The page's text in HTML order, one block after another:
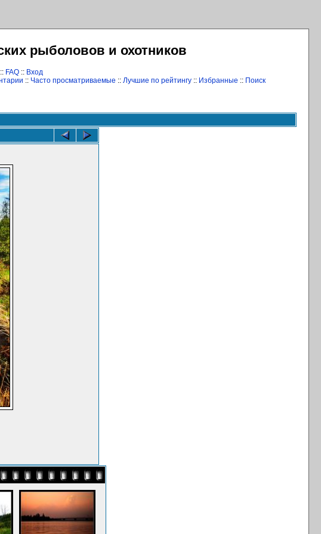
рыболовов и охотников
:: FAQ :: Вход
:: Часто просматриваемые :: Лучшие по рейтингу:: Избранные :: Поиск